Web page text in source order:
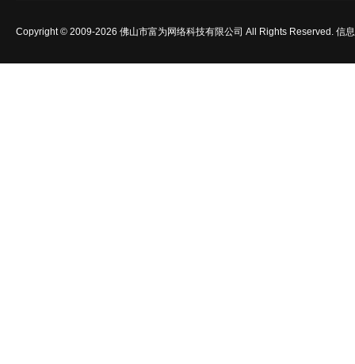
Copyright © 2009-2026 佛山市富为网络科技有限公司 All Rights Reserved. 信